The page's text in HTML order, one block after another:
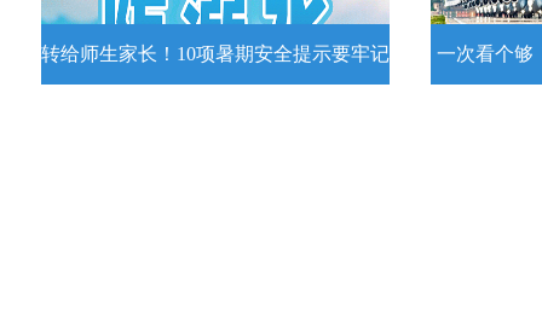
转给师生家长！10项暑期安全提示要牢记 一次看个够